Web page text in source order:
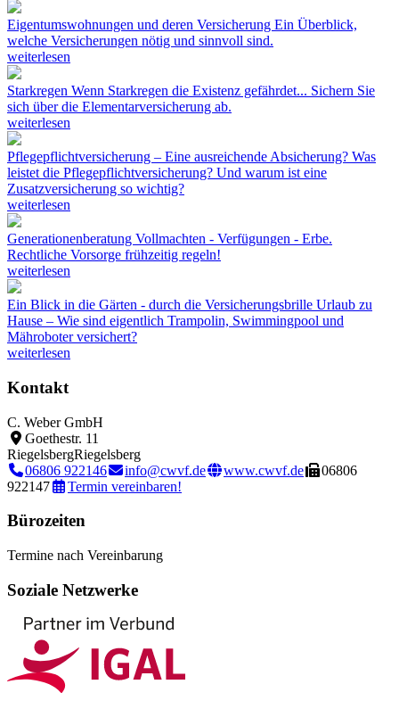
Eigentumswohnungen und deren Versicherung Ein Überblick,
welche Versicherungen nötig und sinnvoll sind.
weiterlesen
Starkregen Wenn Starkregen die Existenz gefährdet... Sichern Sie
sich über die Elementarversicherung ab.
weiterlesen
Pflegepflichtversicherung – Eine ausreichende Absicherung? Was
leistet die Pflegepflichtversicherung? Und warum ist eine
Zusatzversicherung so wichtig?
weiterlesen
Generationenberatung Vollmachten - Verfügungen - Erbe.
Rechtliche Vorsorge frühzeitig regeln!
weiterlesen
Ein Blick in die Gärten - durch die Versicherungsbrille Urlaub zu
Hause – Wie sind eigentlich Trampolin, Swimmingpool und
Mähroboter versichert?
weiterlesen
Kontakt
C. Weber GmbH
Goethestr. 11
RiegelsbergRiegelsberg
06806 922146
info@cwvf.de www.cwvf.de
06806
922147
Termin vereinbaren!
Bürozeiten
Termine nach Vereinbarung
Soziale Netzwerke